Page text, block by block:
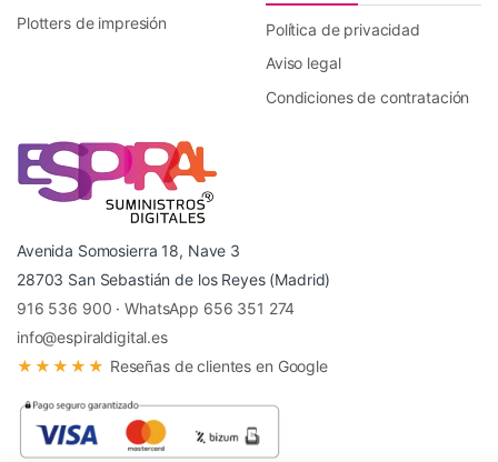
Plotters de impresión
Política de privacidad
Aviso legal
Condiciones de contratación
Avenida Somosierra 18, Nave 3
28703 San Sebastián de los Reyes (Madrid)
916 536 900 ·WhatsApp 656 351 274
info@espiraldigital.es
★★★★★ Reseñas de clientes en Google